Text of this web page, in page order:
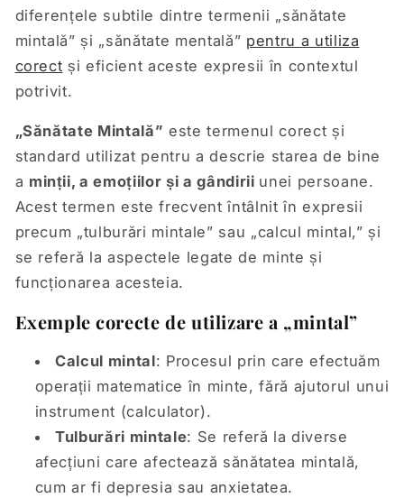
diferențele subtile dintre termenii „sănătate
mintală” și „sănătate mentală” pentru a utiliza
corect și eficient aceste expresii în contextul
potrivit.
„Sănătate Mintală” este termenul corect și
standard utilizat pentru a descrie starea de bine
a minții, a emoțiilor și a gândirii unei persoane.
Acest termen este frecvent întâlnit în expresii
precum „tulburări mintale” sau „calcul mintal,” și
se referă la aspectele legate de minte și
funcționarea acesteia.
Exemple corecte de utilizare a „mintal”
Calcul mintal: Procesul prin care efectuăm
operații matematice în minte, fără ajutorul unui
instrument (calculator).
Tulburări mintale: Se referă la diverse
afecțiuni care afectează sănătatea mintală,
cum ar fi depresia sau anxietatea.